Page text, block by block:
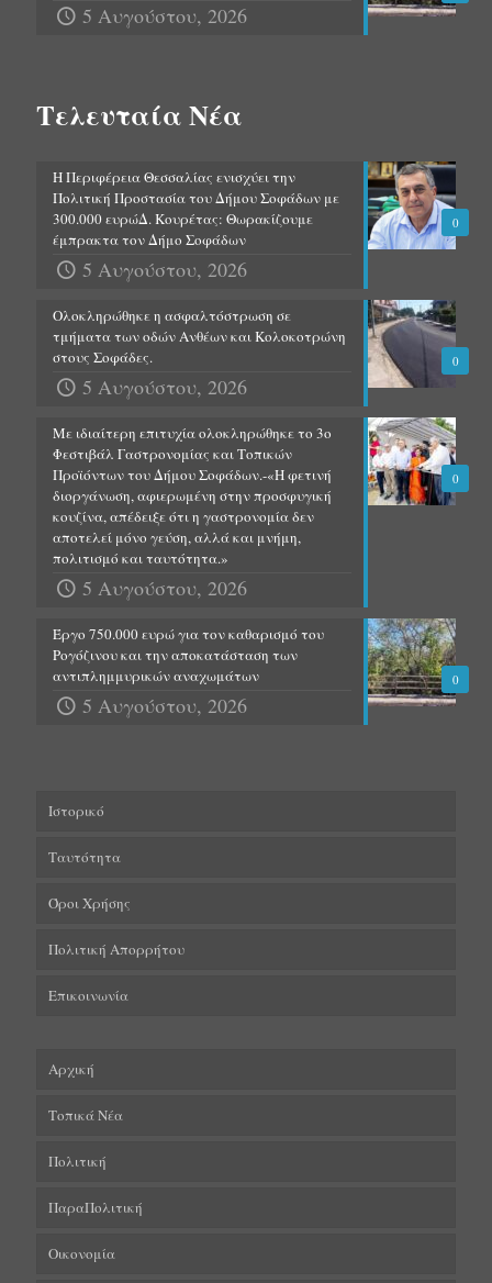
5 Αυγούστου, 2026
Τελευταία Νέα
0
Η Περιφέρεια Θεσσαλίας ενισχύει την
Πολιτική Προστασία του Δήμου Σοφάδων με
300.000 ευρώΔ. Κουρέτας: Θωρακίζουμε
έμπρακτα τον Δήμο Σοφάδων
5 Αυγούστου, 2026
0
Ολοκληρώθηκε η ασφαλτόστρωση σε
τμήματα των οδών Ανθέων και Κολοκοτρώνη
στους Σοφάδες.
5 Αυγούστου, 2026
0
Με ιδιαίτερη επιτυχία ολοκληρώθηκε το 3ο
Φεστιβάλ Γαστρονομίας και Τοπικών
Προϊόντων του Δήμου Σοφάδων.-«Η φετινή
διοργάνωση, αφιερωμένη στην προσφυγική
κουζίνα, απέδειξε ότι η γαστρονομία δεν
αποτελεί μόνο γεύση, αλλά και μνήμη,
πολιτισμό και ταυτότητα.»
5 Αυγούστου, 2026
0
Έργο 750.000 ευρώ για τον καθαρισμό του
Ρογόζινου και την αποκατάσταση των
αντιπλημμυρικών αναχωμάτων
5 Αυγούστου, 2026
Ιστορικό
Ταυτότητα
Όροι Χρήσης
Πολιτική Απορρήτου
Επικοινωνία
Αρχική
Τοπικά Νέα
Πολιτική
ΠαραΠολιτική
Οικονομία